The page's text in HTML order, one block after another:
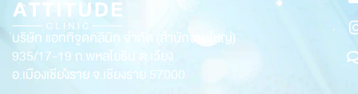
บริษัท แอททิจูดคลินิก จำกัด (สำนักงานใหญ่)
935/17-19 ถ.พหลโยธิน ต.เวียง
อ.เมืองเชียงราย จ.เชียงราย 57000